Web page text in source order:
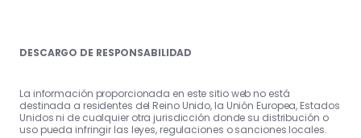
DESCARGO DE RESPONSABILIDAD
La información proporcionada en este sitio web no está
destinada a residentes del Reino Unido, la Unión Europea, Estados
Unidos ni de cualquier otra jurisdicción donde su distribución o
uso pueda infringir las leyes, regulaciones o sanciones locales.